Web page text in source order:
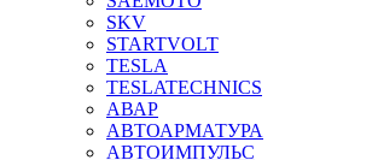
SKV
STARTVOLT
TESLA
TESLATECHNICS
АВАР
АВТОАРМАТУРА
АВТОИМПУЛЬС